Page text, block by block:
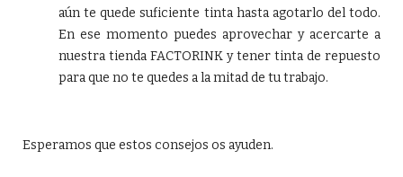
aún te quede suficiente tinta hasta agotarlo del todo.
En ese momento puedes aprovechar y acercarte a
nuestra tienda FACTORINK y tener tinta de repuesto
para que no te quedes a la mitad de tu trabajo.
Esperamos que estos consejos os ayuden.